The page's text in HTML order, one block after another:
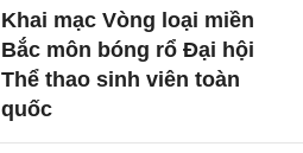
Khai mạc Vòng loại miền
Bắc môn bóng rổ Đại hội
Thể thao sinh viên toàn
quốc